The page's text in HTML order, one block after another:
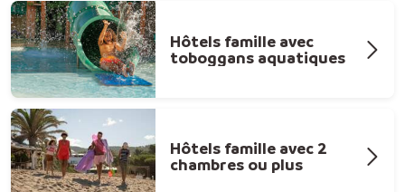
Hôtels famille avec
toboggans aquatiques
Hôtels famille avec 2
chambres ou plus